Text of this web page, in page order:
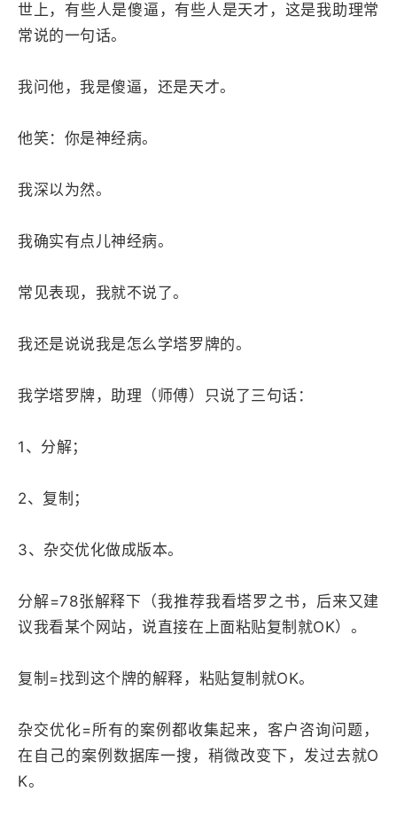
世上，有些人是傻逼，有些人是天才，这是我助理常
常说的一句话。
我问他，我是傻逼，还是天才。
他笑：你是神经病。
我深以为然。
我确实有点儿神经病。
常见表现，我就不说了。
我还是说说我是怎么学塔罗牌的。
我学塔罗牌，助理（师傅）只说了三句话：
1、分解；
2、复制；
3、杂交优化做成版本。
分解=78张解释下（我推荐我看塔罗之书，后来又建
议我看某个网站，说直接在上面粘贴复制就OK）。
复制=找到这个牌的解释，粘贴复制就OK。
杂交优化=所有的案例都收集起来，客户咨询问题，
在自己的案例数据库一搜，稍微改变下，发过去就O
K。